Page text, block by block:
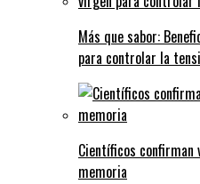
Más que sabor:
para controlar la
Científicos confirman
memoria